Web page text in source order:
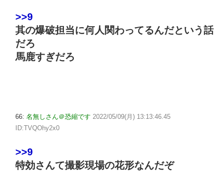
>>9
其の爆破担当に何人関わってるんだという話
だろ
馬鹿すぎだろ
66: 名無しさん＠恐縮です 2022/05/09(月) 13:13:46.45
ID:TVQOhy2x0
>>9
特効さんて撮影現場の花形なんだぞ